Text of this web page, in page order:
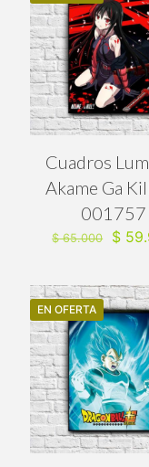
Cuadros
Akame Ga
001757
$65.000
El
era:
$
$
EN OFERTA